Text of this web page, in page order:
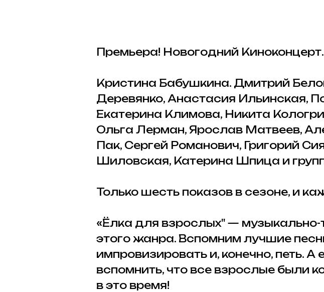
Премьера! Новогодний
Кристина Бабушкина. Дмитрий
Деревянко, Анастасия Ильинская,
Екатерина Климова, Никита
Ольга Лерман, Ярослав Матвеев,
Пак, Сергей Романович, Григорий
Шиловская, Катерина Шпица и
Только шесть показов в сезоне, и
«Ёлка для взрослых" —
этого жанра. Вспомним лучшие
импровизировать и, конечно, петь.
вспомнить, что все взрослые были
в это время!